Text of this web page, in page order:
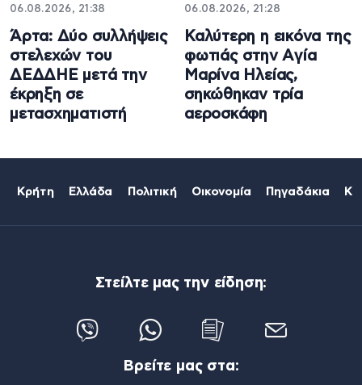
06.08.2026, 21:38
Άρτα: Δύο συλλήψεις
στελεχών του
ΔΕΔΔΗΕ μετά την
έκρηξη σε
μετασχηματιστή
06.08.2026, 21:28
Καλύτερη η εικόνα της
φωτιάς στην Aγία
Μαρίνα Ηλείας,
σηκώθηκαν τρία
αεροσκάφη
Κρήτη Ελλάδα Πολιτική Οικονομία Πηγαδάκια
Στείλτε μας την είδηση:
Βρείτε μας στα: